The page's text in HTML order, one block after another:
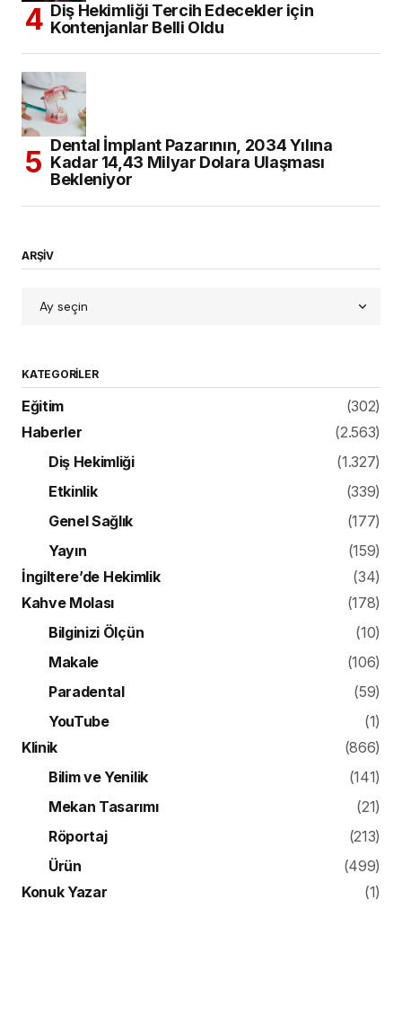
Diş Hekimliği Tercih Edecekler için
Kontenjanlar Belli Oldu
Dental İmplant Pazarının, 2034 Yılına
Kadar 14,43 Milyar Dolara Ulaşması
Bekleniyor
ARŞİV
KATEGORILER
Eğitim
(302)
Haberler
(2.563)
Diş Hekimliği
(1.327)
Etkinlik
(339)
Genel Sağlık
(177)
Yayın
(159)
İngiltere’de Hekimlik
(34)
Kahve Molası
(178)
Bilginizi Ölçün
(10)
Makale
(106)
Paradental
(59)
YouTube
(1)
Klinik
(866)
Bilim ve Yenilik
(141)
Mekan Tasarımı
(21)
Röportaj
(213)
Ürün
(499)
Konuk Yazar
(1)